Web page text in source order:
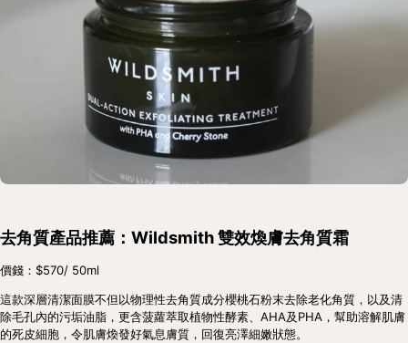
去角質產品推薦：Wildsmith 雙效煥膚去角質霜
價錢：$570/ 50ml
這款深層清潔面膜不但以物理性去角質成分櫻桃石粉末去除老化角質，以及清
除毛孔內的污垢油脂，更含菠蘿萃取植物性酵素、AHA及PHA，幫助溶解肌膚
的死皮細胞，令肌膚煥發好氣息膚質，回復亮澤細嫩狀態。